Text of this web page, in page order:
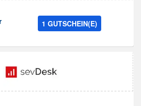
1 GUTSCHEIN(E)